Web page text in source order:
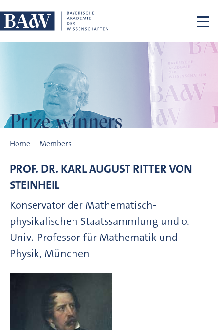
Prize winners
Home Members
PROF. DR. KARL AUGUST RITTER VON
STEINHEIL
Konservator der Mathematisch-
physikalischen Staatssammlung und o.
Univ.-Professor für Mathematik und
Physik, München